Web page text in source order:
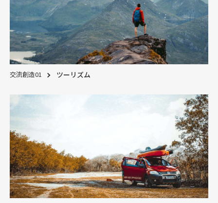
交流創造01 ツーリズム